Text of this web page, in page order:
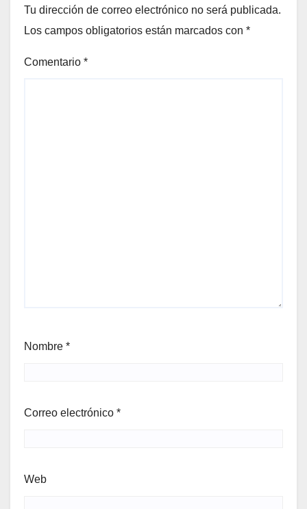
Tu dirección de correo electrónico no será publicada.
Los campos obligatorios están marcados con *
Comentario *
Nombre *
Correo electrónico *
Web